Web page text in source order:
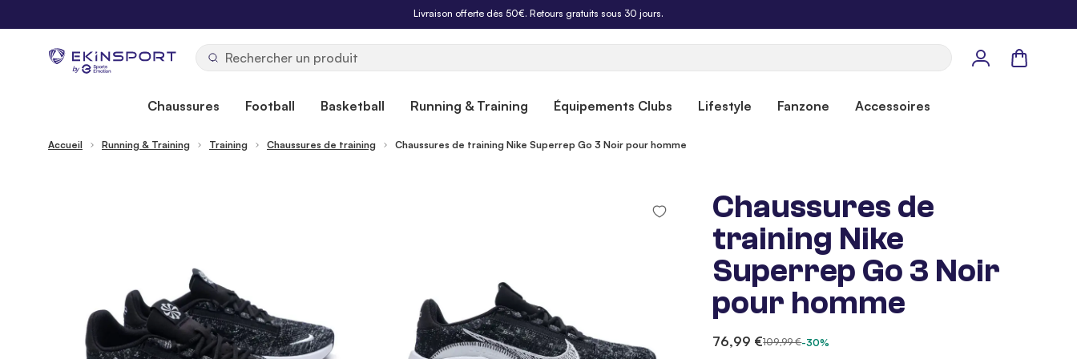
Livraison offerte dès 50€. Retours gratuits sous 30 jours.
by
Panier
Chaussures Football Basketball Running & Training Équipements Clubs Lifestyle Fanzone Accessoires
Accueil Running & Training Training Chaussures de training Chaussures de training Nike Superrep Go 3 Noir pour homme
Chaussures de
training Nike
Superrep Go 3 Noir
pour homme
76,99 €109,99 €-30%